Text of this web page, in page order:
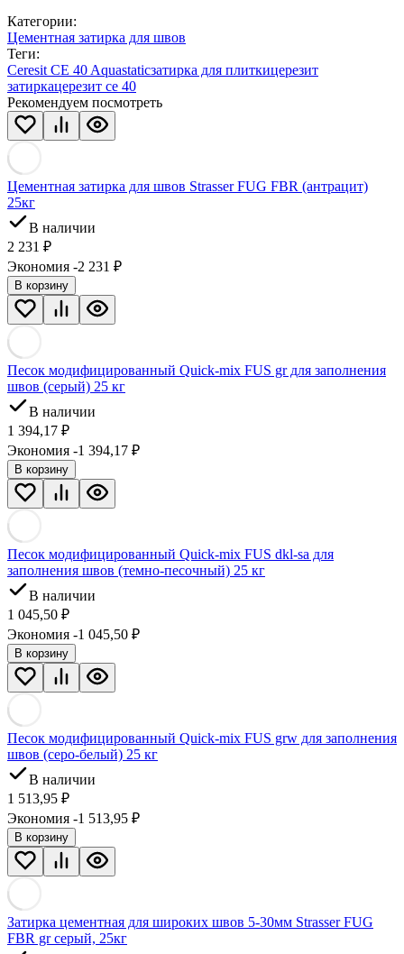
Категории:
Цементная затирка для швов
Теги:
Ceresit CE 40 Aquastaticзатирка для плиткицерезит
затиркацерезит се 40
Рекомендуем посмотреть
Цементная затирка для швов Strasser FUG FBR (антрацит)
25кг
В наличии
2 231 ₽
Экономия -2 231 ₽
В корзину
Песок модифицированный Quick-mix FUS gr для заполнения
швов (серый) 25 кг
В наличии
1 394,17 ₽
Экономия -1 394,17 ₽
В корзину
Песок модифицированный Quick-mix FUS dkl-sa для
заполнения швов (темно-песочный) 25 кг
В наличии
1 045,50 ₽
Экономия -1 045,50 ₽
В корзину
Песок модифицированный Quick-mix FUS grw для заполнения
швов (серо-белый) 25 кг
В наличии
1 513,95 ₽
Экономия -1 513,95 ₽
В корзину
Затирка цементная для широких швов 5-30мм Strasser FUG
FBR gr серый, 25кг